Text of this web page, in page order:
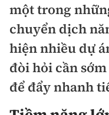
Chính trị
Xã hội
Chuyện dọc đường
Cải chính
Xây dựng
Chỉ đạo điều hành
Quy hoạch kiến trúc
Giao thông
Quản lý
Đường bộ
Kinh tế
Thị trường
một trong
chuyển dịch
hiện nhiều dự
đòi hỏi cần
để đẩy nhanh